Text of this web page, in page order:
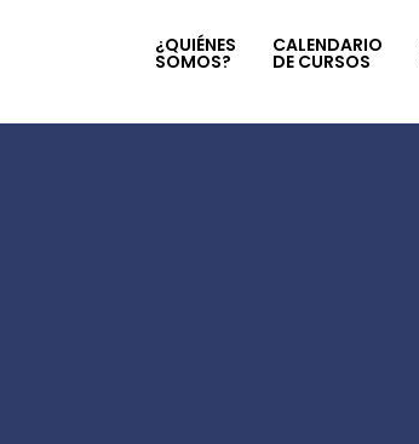
¿QUIÉNES
SOMOS?
CALENDARIO
DE CURSOS